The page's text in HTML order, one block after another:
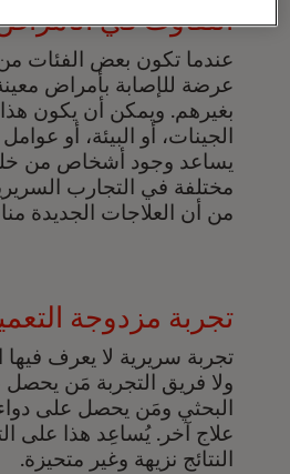
التفاوت في
عندما تكون بعض الفئات من
عرضة للإصابة بأمراض
بغيرهم. ويمكن أن يكون
الجينات، أو البيئة، أو
يساعد وجود أشخاص من
مختلفة في التجارب
من أن العلاجات الجديدة
تجربة مزدوجة
تجربة سريرية لا يعرف
ولا فريق التجربة مَن يحصل
البحثي ومَن يحصل على
علاج آخر. يُساعِد هذا على
النتائج نزيهة وغير متحيزة.